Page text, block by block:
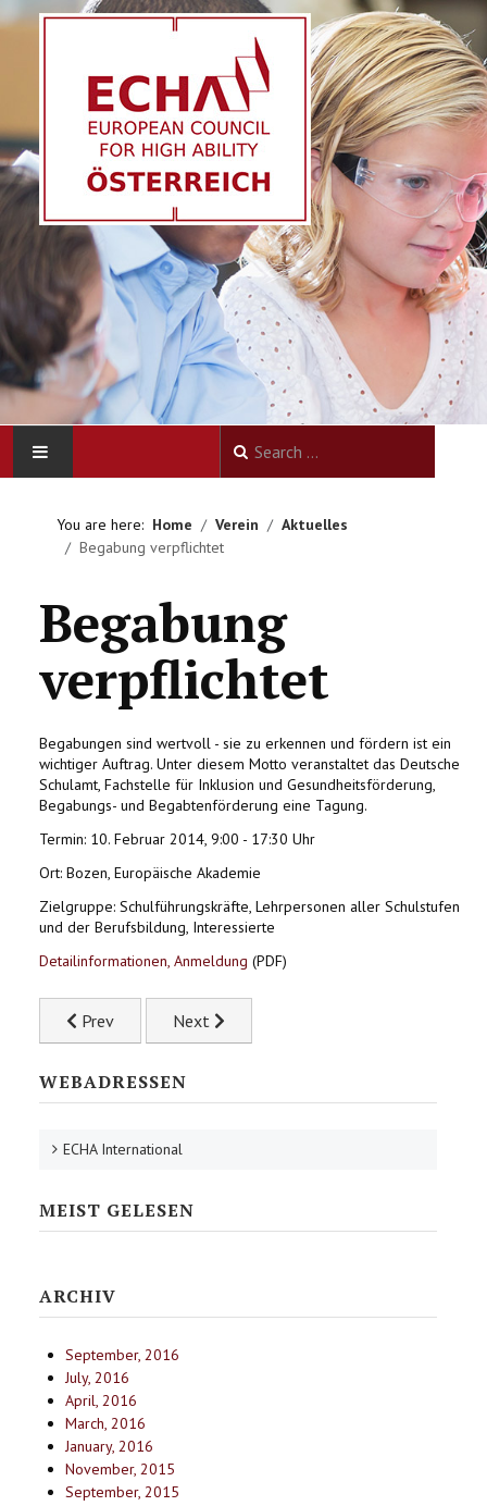
VEREIN
AKTIVITÄTEN
LITERATUREMPFEHLUNGEN
KONTAKT
You are here: Home Verein
Aktuelles
Begabung verpflichtet
Begabung
verpflichtet
Begabungen sind wertvoll - sie zu erkennen und fördern ist ein
wichtiger Auftrag. Unter diesem Motto veranstaltet das Deutsche
Schulamt, Fachstelle für Inklusion und Gesundheitsförderung,
Begabungs- und Begabtenförderung eine Tagung.
Termin: 10. Februar 2014, 9:00 - 17:30 Uhr
Ort: Bozen, Europäische Akademie
Zielgruppe: Schulführungskräfte, Lehrpersonen aller Schulstufen
und der Berufsbildung, Interessierte
Detailinformationen, Anmeldung (PDF)
Previous article: Weihnachtswunsch 2013
Prev Next article: Begabungs- und
Next
WEBADRESSEN
ECHA International
MEIST GELESEN
ARCHIV
September, 2016
July, 2016
April, 2016
March, 2016
January, 2016
November, 2015
September, 2015